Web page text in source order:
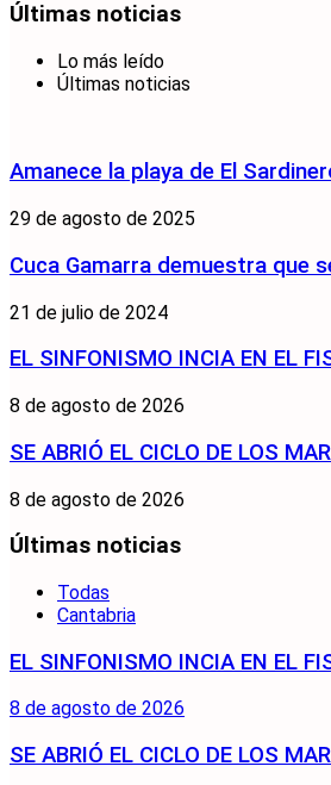
Últimas noticias
Lo más leído
Últimas noticias
Amanece la playa de El
29 de agosto de 2025
Cuca Gamarra demuestra que
21 de julio de 2024
EL SINFONISMO INCIA EN EL
8 de agosto de 2026
SE ABRIÓ EL CICLO DE LOS
8 de agosto de 2026
Últimas noticias
Todas
Cantabria
EL SINFONISMO INCIA EN EL
8 de agosto de 2026
SE ABRIÓ EL CICLO DE LOS